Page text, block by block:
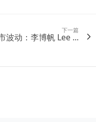
下一篇
波动：李博帆 Lee ...